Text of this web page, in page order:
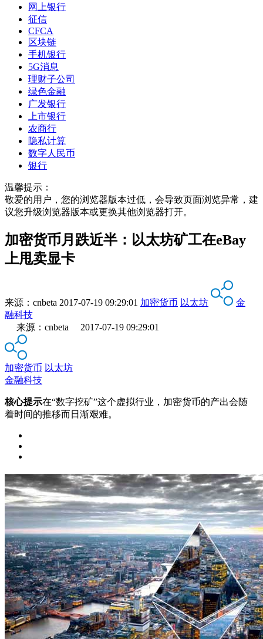
网上银行
征信
CFCA
区块链
手机银行
5G消息
理财子公司
绿色金融
广发银行
上市银行
农商行
隐私计算
数字人民币
银行
温馨提示：
敬爱的用户，您的浏览器版本过低，会导致页面浏览异常，建
议您升级浏览器版本或更换其他浏览器打开。
加密货币月跌近半：以太坊矿工在eBay
上甩卖显卡
来源： cnbeta 2017-07-19 09:29:01 加密货币 以太坊
金
融科技
来源：cnbeta 2017-07-19 09:29:01
加密货币 以太坊
金融科技
核心提示在“数字挖矿”这个虚拟行业，加密货币的产出会随
着时间的推移而日渐艰难。